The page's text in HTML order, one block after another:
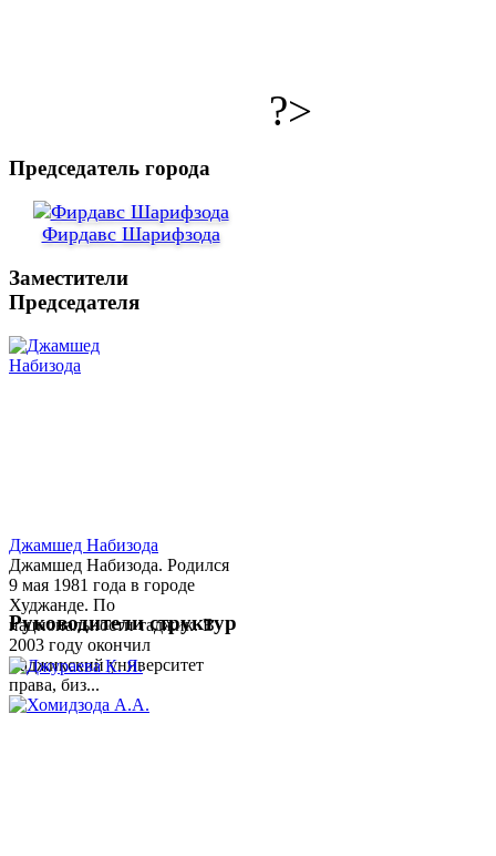
?>
Председатель города
Фирдавс Шарифзода
Заместители
Председателя
Джамшед Набизода
Джамшед Набизода. Родился
9 мая 1981 года в городе
Худжанде. По
национальности таджик. В
2003 году окончил
Таджикский университет
права, биз...
Руководители структур